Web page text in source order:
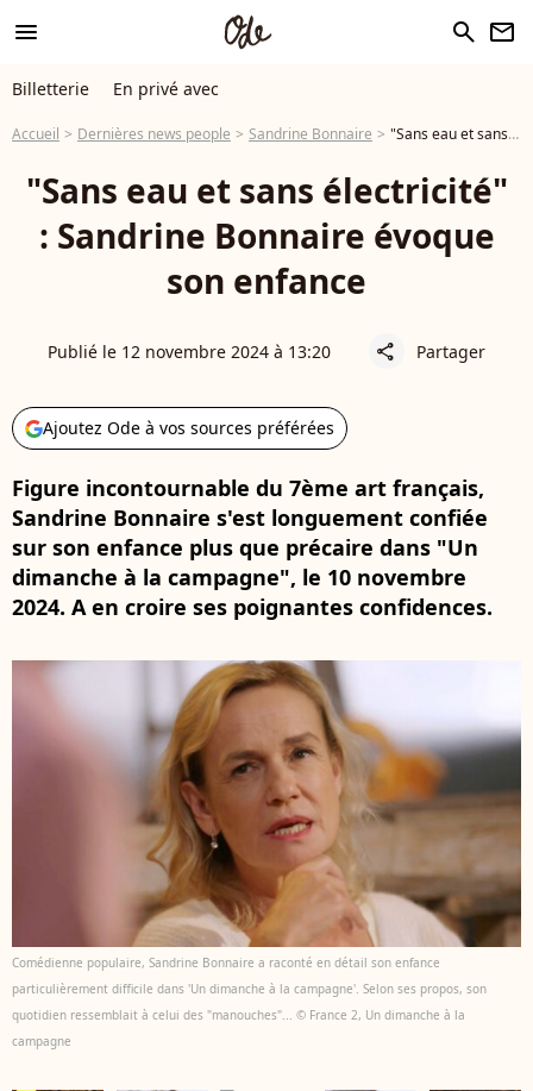
menu search newsletter
Billetterie En privé avec
Accueil Dernières news people Sandrine Bonnaire "Sans eau et sans électricité" : Sandrine Bonnaire évoque son enfance
"Sans eau et sans électricité"
: Sandrine Bonnaire évoque
son enfance
Publié le 12 novembre 2024 à 13:20 share Partager
Ajoutez Ode à vos sources préférées
Figure incontournable du 7ème art français,
Sandrine Bonnaire s'est longuement confiée
sur son enfance plus que précaire dans "Un
dimanche à la campagne", le 10 novembre
2024. A en croire ses poignantes confidences.
Comédienne populaire, Sandrine Bonnaire a raconté en détail son enfance
particulièrement difficile dans 'Un dimanche à la campagne'. Selon ses propos, son
quotidien ressemblait à celui des "manouches"... © France 2, Un dimanche à la
campagne